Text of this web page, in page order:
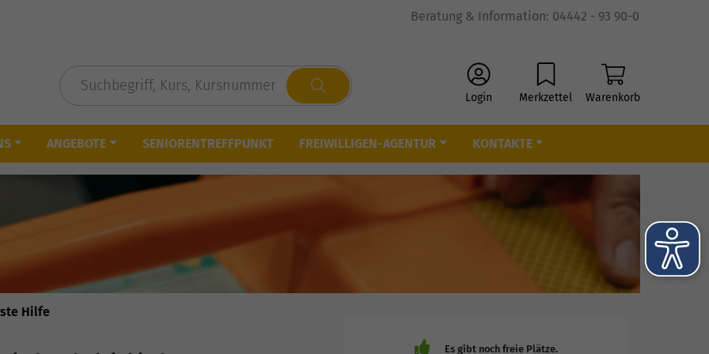
Beratung & Information: 04442 - 93 90-0
Login Merkzettel Warenkorb
ANGEBOTE SENIORENTREFFPUNKT FREIWILLIGEN-AGENTUR KONTAKTE
Hilfe